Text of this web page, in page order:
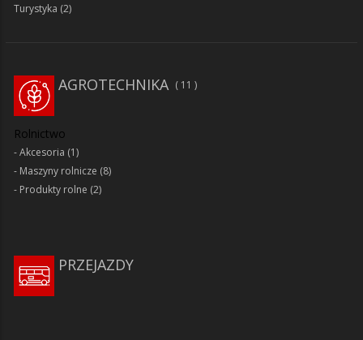
Turystyka (2)
AGROTECHNIKA 11
Rolnictwo
Akcesoria (1)
Maszyny rolnicze (8)
Produkty rolne (2)
PRZEJAZDY